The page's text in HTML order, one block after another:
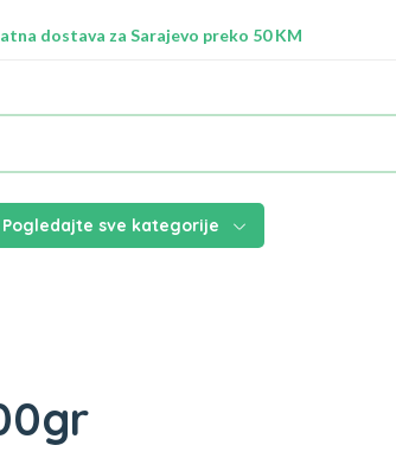
dostava za Sarajevo preko 50 KM
Pogledajte sve kategorije